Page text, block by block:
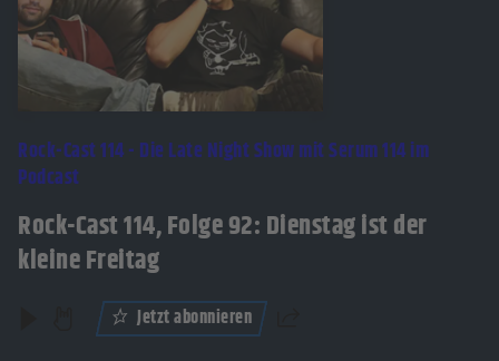
Rock-Cast 114 - Die Late Night Show mit Serum 114 im
Podcast
Rock-Cast 114, Folge 92: Dienstag ist der
kleine Freitag
Jetzt abonnieren